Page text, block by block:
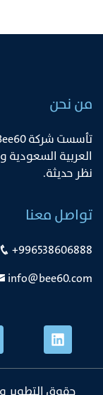
من نحن
اﻟﻌﺮﺑﻴﺔ
ﻧﻈﺮ ﺣﺪﻳﺜﺔ.
تواصل معنا
+996538606888
info@bee60.com
حقوق التطوير